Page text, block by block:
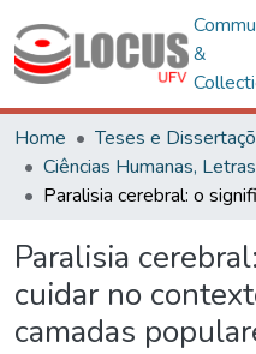
&
Home
Teses e
Paralisia
cuidar no
camadas